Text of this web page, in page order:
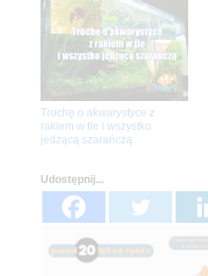
Trochę o akwarystyce z
rakiem w tle i wszystko
jedzącą szarańczą
Udostępnij...